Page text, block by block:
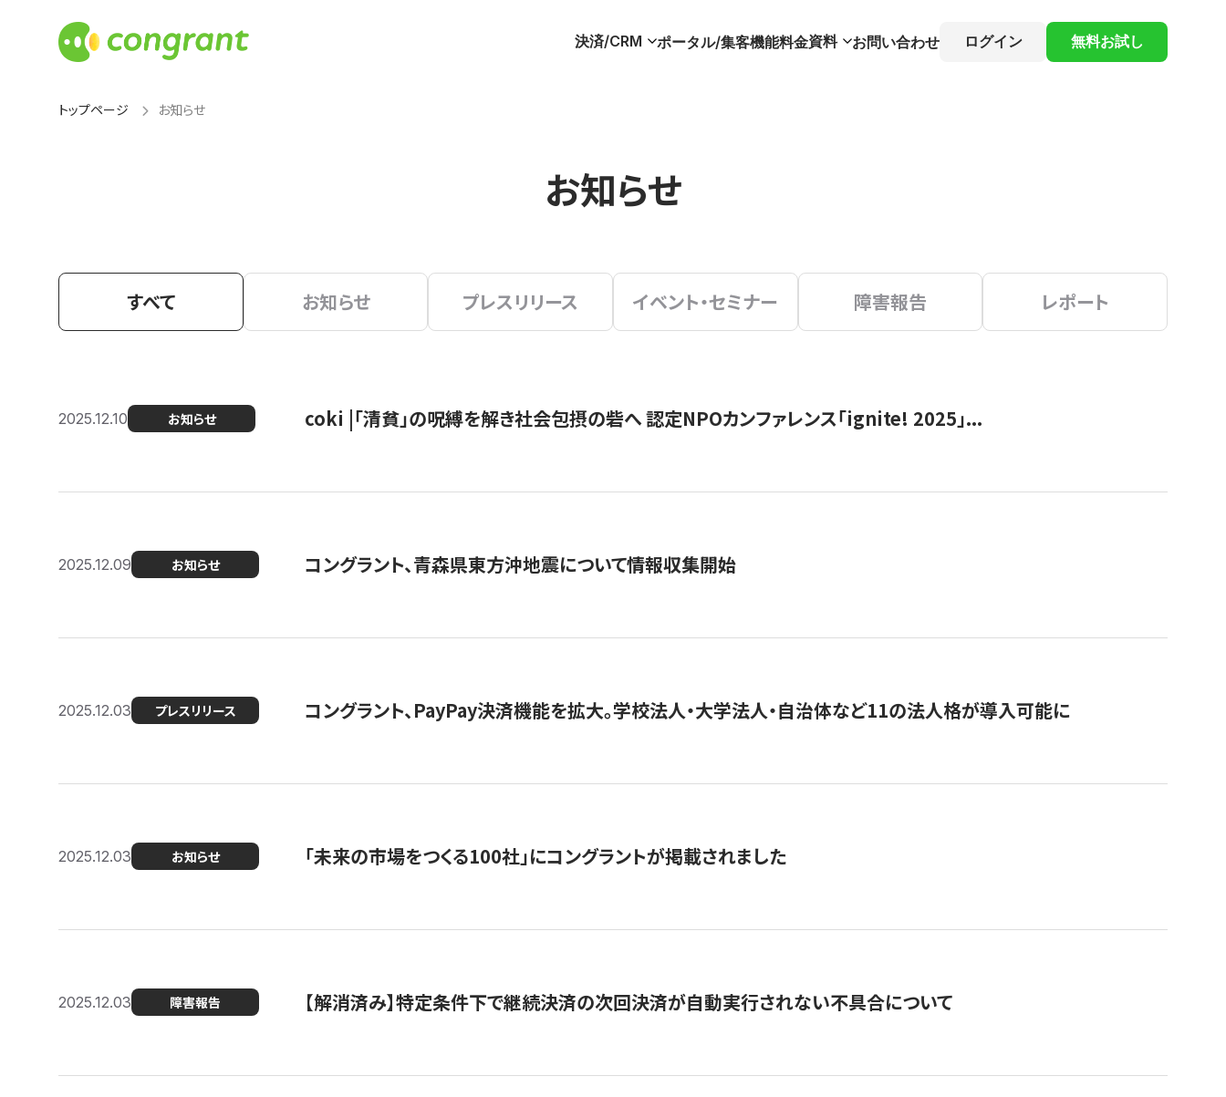
決済/CRM ポータル/集客機能料金資料 お問い合わせ ログイン 無料お試し
トップページ お知らせ
お知らせ
すべて お知らせ プレスリリース イベント・セミナー 障害報告 レポート
2025.12.10 お知らせ coki |「清貧」の呪縛を解き社会包摂の砦へ 認定NPOカンファレンス「ignite! 2025」...
2025.12.09 お知らせ コングラント、青森県東方沖地震について情報収集開始
2025.12.03 プレスリリース コングラント、PayPay決済機能を拡大。学校法人・大学法人・自治体など11の法人格が導入可能に
2025.12.03 お知らせ 「未来の市場をつくる100社」にコングラントが掲載されました
2025.12.03 障害報告 【解消済み】特定条件下で継続決済の次回決済が自動実行されない不具合について